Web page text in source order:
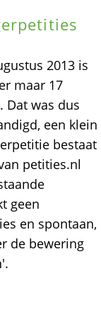
2013 is
maar 17
Dat was dus
een klein
bestaat
petities.nl
geen
en spontaan,
de bewering